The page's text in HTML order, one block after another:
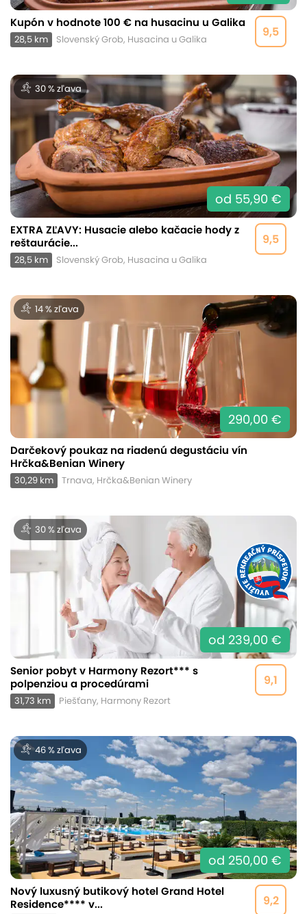
9,5
Kupón v hodnote 100 € na husacinu u Galika
28,5 km Slovenský Grob, Husacina u Galika
30 % zľava
od 55,90 €
9,5
EXTRA ZĽAVY: Husacie alebo kačacie hody z
reštaurácie...
28,5 km Slovenský Grob, Husacina u Galika
14 % zľava
290,00 €
Darčekový poukaz na riadenú degustáciu vín
Hrčka&Benian Winery
30,29 km Trnava, Hrčka&Benian Winery
30 % zľava
od 239,00 €
9,1
Senior pobyt v Harmony Rezort*** s
polpenziou a procedúrami
31,73 km Piešťany, Harmony Rezort
46 % zľava
od 250,00 €
9,2
Nový luxusný butikový hotel Grand Hotel
Residence**** v...